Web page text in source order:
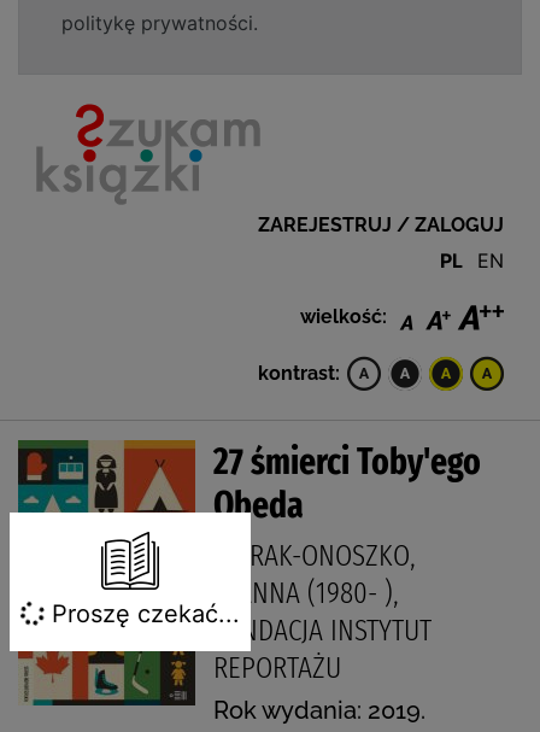
politykę prywatności.
ZAREJESTRUJ / ZALOGUJ
PL EN
wielkość:
kontrast:
27 śmierci Toby'ego
Obeda
GIERAK-ONOSZKO,
JOANNA (1980- ),
FUNDACJA INSTYTUT
REPORTAŻU
Rok wydania: 2019.
Proszę czekać...